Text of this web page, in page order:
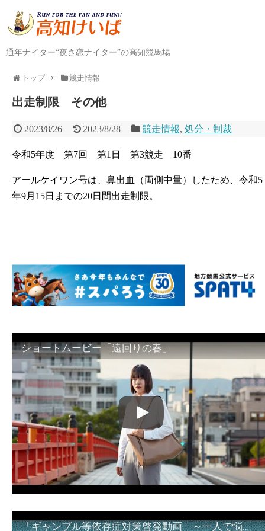
通年ナイター“夜さ恋ナイター”の高知競馬場
トップ 競走情報
出走制限 その他
2023/8/26 2023/8/28 競走情報,処分・制裁
令和5年度 第7回 第1日 第3競走 10番
アールケイワン号は、鼻出血（両側中量）したため、令和5
年9月15日までの20日間出走制限。
ショートムービー「遠回りの春」
「ギャンブル等依存症対策啓発動画 ～一人で悩まず、家族で悩まず、まず！相談機関へ～」